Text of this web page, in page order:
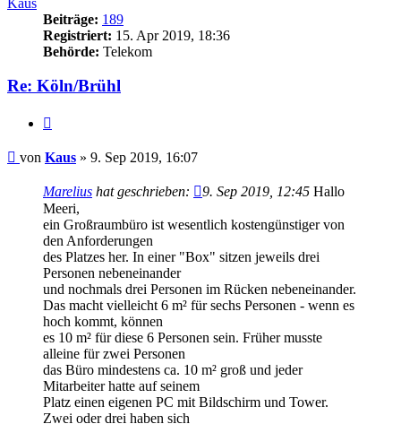
Beiträge: 189
Registriert: 15. Apr 2019, 18:36
Behörde: Telekom
Re: Köln/Brühl
Beitrag
von Kaus » 9. Sep 2019, 16:07
Marelius hat geschrieben: 9. Sep 2019, 12:45 Hallo
Meeri,
ein Großraumbüro ist wesentlich kostengünstiger von
den Anforderungen
des Platzes her. In einer "Box" sitzen jeweils drei
Personen nebeneinander
und nochmals drei Personen im Rücken nebeneinander.
Das macht vielleicht 6 m² für sechs Personen - wenn es
hoch kommt, können
es 10 m² für diese 6 Personen sein. Früher musste
alleine für zwei Personen
das Büro mindestens ca. 10 m² groß und jeder
Mitarbeiter hatte auf seinem
Platz einen eigenen PC mit Bildschirm und Tower.
Zwei oder drei haben sich